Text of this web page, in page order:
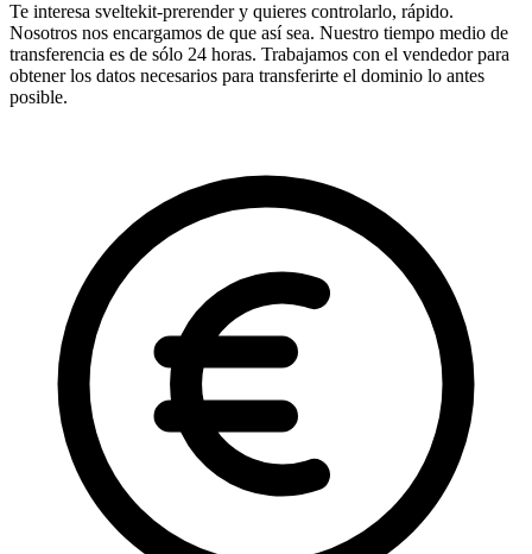
Te interesa sveltekit-prerender y quieres controlarlo, rápido.
Nosotros nos encargamos de que así sea. Nuestro tiempo medio de
transferencia es de sólo 24 horas. Trabajamos con el vendedor para
obtener los datos necesarios para transferirte el dominio lo antes
posible.